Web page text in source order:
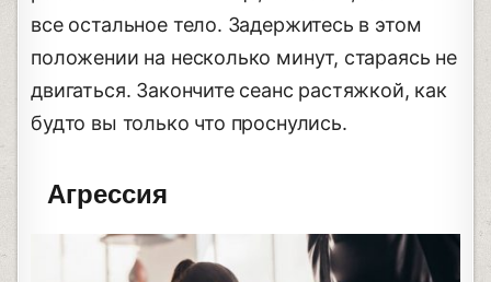
все остальное тело. Задержитесь в этом
положении на несколько минут, стараясь не
двигаться. Закончите сеанс растяжкой, как
будто вы только что проснулись.
Агрессия